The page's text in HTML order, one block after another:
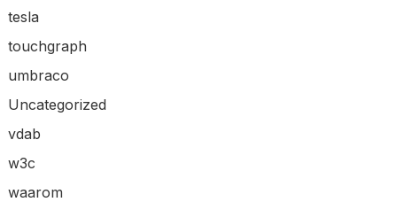
tesla
touchgraph
umbraco
Uncategorized
vdab
w3c
waarom